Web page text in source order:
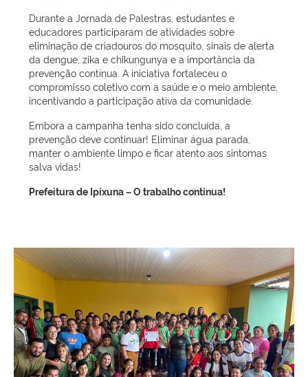
Durante a Jornada de Palestras, estudantes e
educadores participaram de atividades sobre
eliminação de criadouros do mosquito, sinais de alerta
da dengue, zika e chikungunya e a importância da
prevenção contínua. A iniciativa fortaleceu o
compromisso coletivo com a saúde e o meio ambiente,
incentivando a participação ativa da comunidade.
Embora a campanha tenha sido concluída, a
prevenção deve continuar! Eliminar água parada,
manter o ambiente limpo e ficar atento aos sintomas
salva vidas!
Prefeitura de Ipixuna – O trabalho continua!